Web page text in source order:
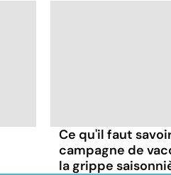
Ce qu'il faut
campagne de
la grippe